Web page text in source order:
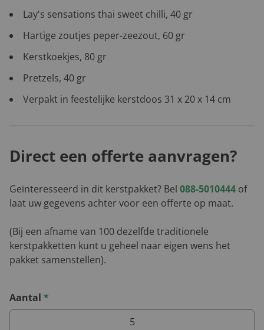
Lay's sensations thai sweet chilli, 40 gr
Hartige zoutjes peper-zeezout, 60 gr
Kerstkoekjes, 80 gr
Pretzels, 40 gr
Verpakt in feestelijke kerstdoos 31 x 20 x 14 cm
Direct een offerte aanvragen?
Geïnteresseerd in dit kerstpakket? Bel 088-5010444 of
laat uw gegevens achter voor een offerte op maat.
(Bij een afname van 100 dezelfde traditionele
kerstpakketten kunt u geheel naar eigen wens het
pakket samenstellen).
Aantal *